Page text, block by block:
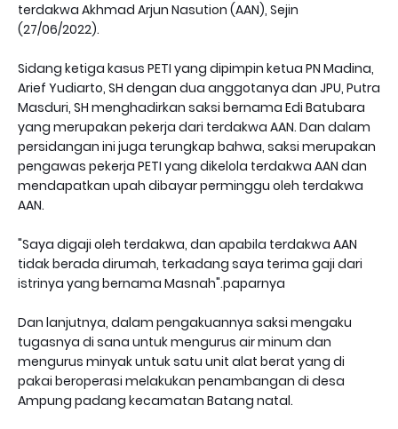
terdakwa Akhmad Arjun Nasution (AAN), Sejin
(27/06/2022).
Sidang ketiga kasus PETI yang dipimpin ketua PN Madina,
Arief Yudiarto, SH dengan dua anggotanya dan JPU, Putra
Masduri, SH menghadirkan saksi bernama Edi Batubara
yang merupakan pekerja dari terdakwa AAN. Dan dalam
persidangan ini juga terungkap bahwa, saksi merupakan
pengawas pekerja PETI yang dikelola terdakwa AAN dan
mendapatkan upah dibayar perminggu oleh terdakwa
AAN.
"Saya digaji oleh terdakwa, dan apabila terdakwa AAN
tidak berada dirumah, terkadang saya terima gaji dari
istrinya yang bernama Masnah".paparnya
Dan lanjutnya, dalam pengakuannya saksi mengaku
tugasnya di sana untuk mengurus air minum dan
mengurus minyak untuk satu unit alat berat yang di
pakai beroperasi melakukan penambangan di desa
Ampung padang kecamatan Batang natal.